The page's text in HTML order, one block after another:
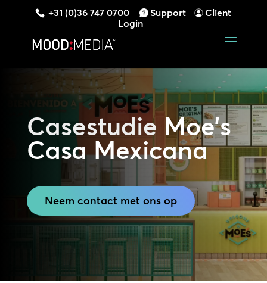
+31 (0)36 747 0700 Support
Client
Login
Casestudie Moe’s
Casa Mexicana
Neem contact met ons op